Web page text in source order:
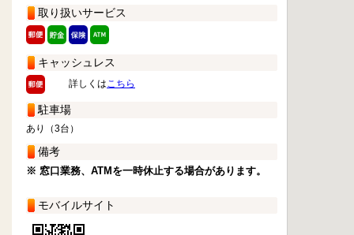
取り扱いサービス
キャッシュレス
詳しくはこちら
駐車場
あり（3台）
備考
※ 窓口業務、ATMを一時休止する場合があります。
モバイルサイト